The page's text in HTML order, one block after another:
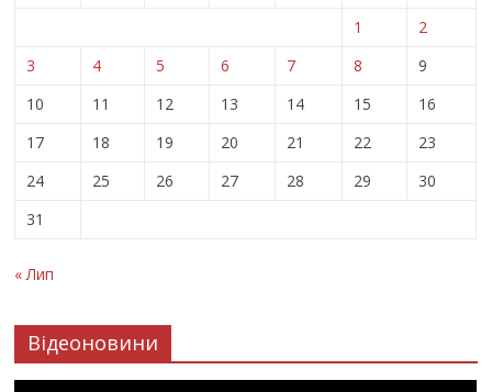
1
2
3
4 5 6 7 8
9
10
11 12 13 14 15
16
17
18 19 20 21 22
23
24
25 26 27 28 29
30
31
« Лип
Відеоновини